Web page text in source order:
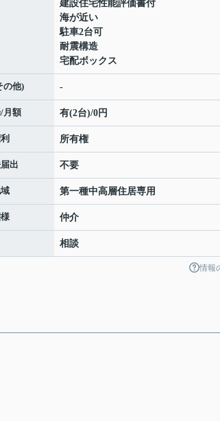
建設住宅性能評価書付
海が近い
駐車2台可
耐震構造
宅配ボックス
の他) -
月額 有(2台)/0円
所有権
出 不要
第一種中高層住居専用
仲介
相談
情報